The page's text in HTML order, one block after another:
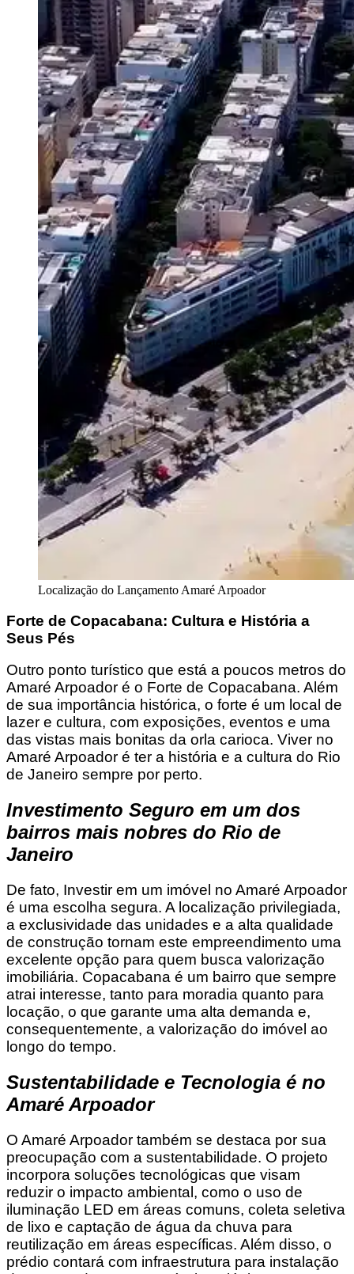
Localização do Lançamento Amaré Arpoador
Forte de Copacabana: Cultura e História a
Seus Pés
Outro ponto turístico que está a poucos metros do
Amaré Arpoador é o Forte de Copacabana. Além
de sua importância histórica, o forte é um local de
lazer e cultura, com exposições, eventos e uma
das vistas mais bonitas da orla carioca. Viver no
Amaré Arpoador é ter a história e a cultura do Rio
de Janeiro sempre por perto.
Investimento Seguro em um dos
bairros mais nobres do Rio de
Janeiro
De fato, Investir em um imóvel no Amaré Arpoador
é uma escolha segura. A localização privilegiada,
a exclusividade das unidades e a alta qualidade
de construção tornam este empreendimento uma
excelente opção para quem busca valorização
imobiliária. Copacabana é um bairro que sempre
atrai interesse, tanto para moradia quanto para
locação, o que garante uma alta demanda e,
consequentemente, a valorização do imóvel ao
longo do tempo.
Sustentabilidade e Tecnologia é no
Amaré Arpoador
O Amaré Arpoador também se destaca por sua
preocupação com a sustentabilidade. O projeto
incorpora soluções tecnológicas que visam
reduzir o impacto ambiental, como o uso de
iluminação LED em áreas comuns, coleta seletiva
de lixo e captação de água da chuva para
reutilização em áreas específicas. Além disso, o
prédio contará com infraestrutura para instalação